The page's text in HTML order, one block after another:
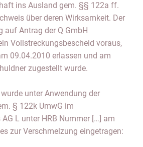
ins Ausland gem. §§ 122a ff.
über deren Wirksamkeit. Der
auf Antrag der Q GmbH
Vollstreckungsbescheid voraus,
09.04.2010 erlassen und am
zugestellt wurde.
unter Anwendung der
§ 122k UmwG im
L unter HRB Nummer […] am
zur Verschmelzung eingetragen: